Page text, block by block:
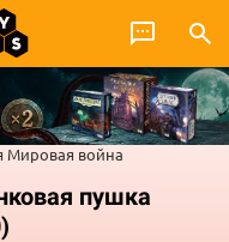
Мировая война
пушка